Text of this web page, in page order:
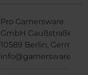
Pro Gamersware
GmbH Gaußstraße 1,
10589 Berlin, Germany